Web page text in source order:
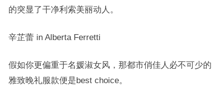
的突显了干净利索美丽动人。
辛芷蕾 in Alberta Ferretti
假如你更偏重于名媛淑女风，那都市俏佳人必不可少的
雅致晚礼服款便是best choice。